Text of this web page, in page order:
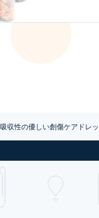
性の優しい創傷ケアドレッシ